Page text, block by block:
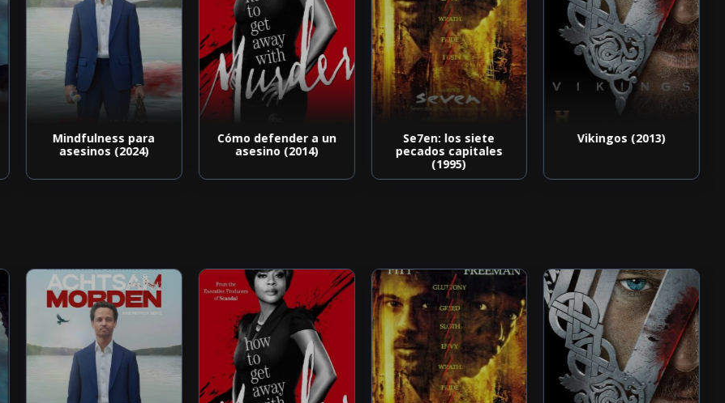
Mindfulness para
asesinos (2024)
Cómo defender a un
asesino (2014)
Se7en: los siete
pecados capitales
(1995)
Vikingos (2013)